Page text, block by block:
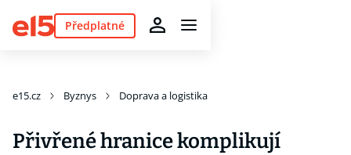
Předplatné
e15.cz Byznys Doprava a logistika
Přivřené hranice komplikují